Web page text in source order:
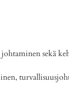
sekä